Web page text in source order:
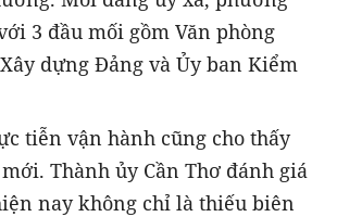
3 đầu mối gồm Văn phòng
dựng Đảng và Ủy ban Kiểm
tiễn vận hành cũng cho thấy
Thành ủy Cần Thơ đánh giá
nay không chỉ là thiếu biên